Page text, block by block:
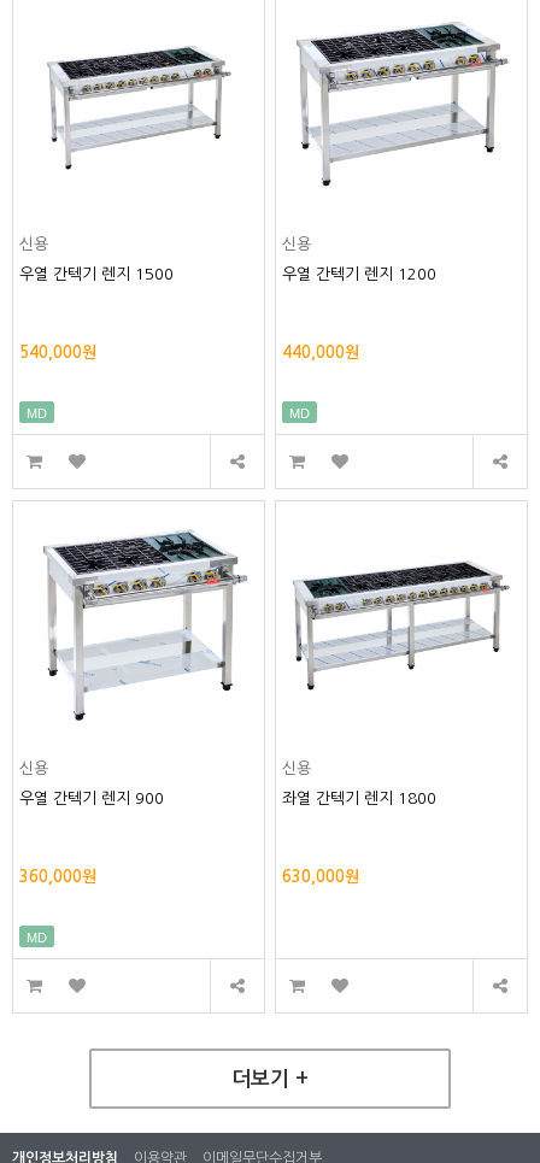
신용
우열 간텍기 렌지 1500
540,000원
MD
신용
우열 간텍기 렌지 1200
440,000원
MD
신용
우열 간텍기 렌지 900
360,000원
MD
신용
좌열 간텍기 렌지 1800
630,000원
더보기 +
개인정보처리방침 이용약관 이메일무단수집거부